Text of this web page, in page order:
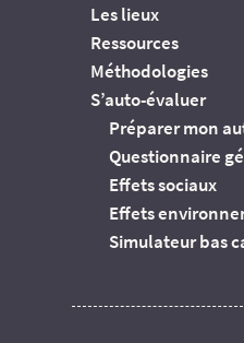
Les lieux
Ressources
Méthodologies
S’auto-évaluer
Préparer mon
Questionnaire
Effets sociaux
Effets
Simulateur bas